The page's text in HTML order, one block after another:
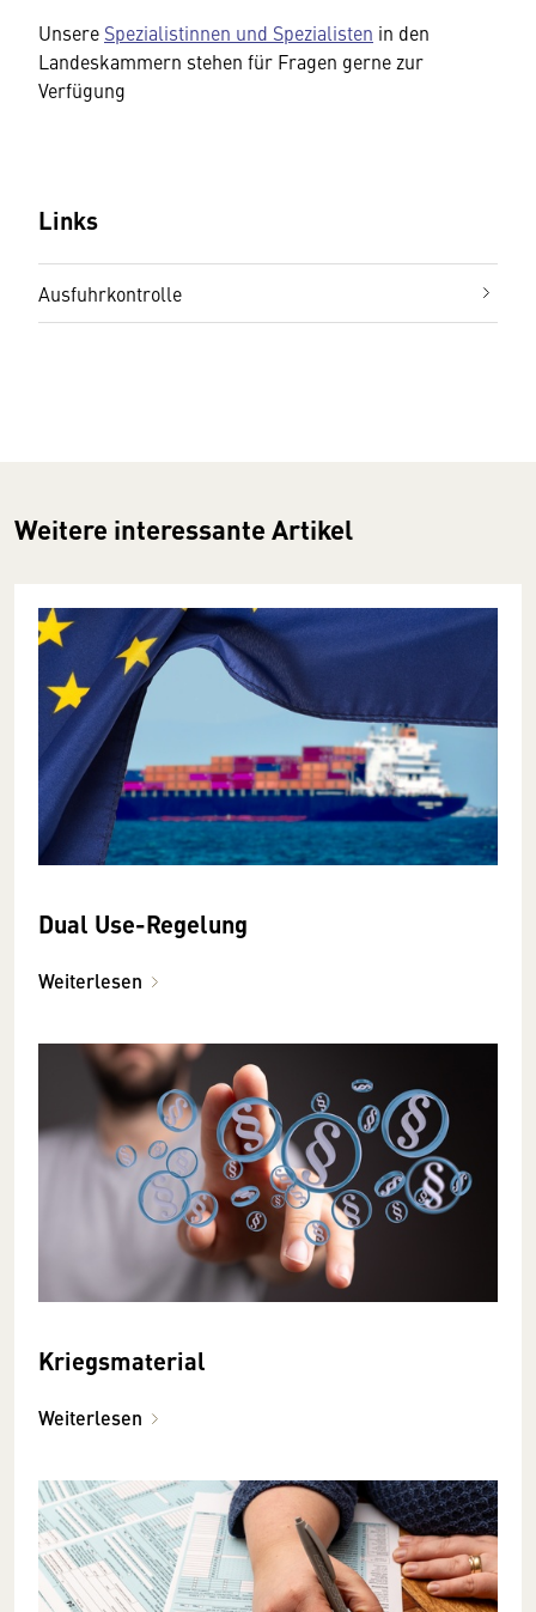
Unsere Spezialistinnen und Spezialisten in den
Landeskammern stehen für Fragen gerne zur
Verfügung
Links
Ausfuhrkontrolle
Weitere interessante Artikel
Dual Use-Regelung
Weiterlesen
Kriegsmaterial
Weiterlesen